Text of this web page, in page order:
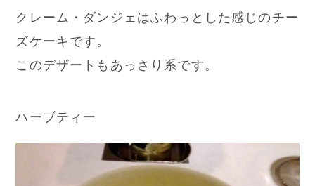
クレーム・ダンジェはふわっとした感じのチー
ズケーキです。
このデザートもあっさり系です。
ハーブティー